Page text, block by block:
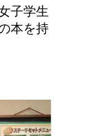
子学生
本を持